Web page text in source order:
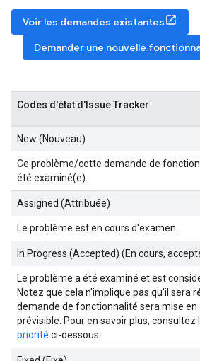
Voir les demandes existantes
Demander une nouvelle
Codes d'état d'Issue Tracker
New (Nouveau)
Ce problème/cette demande de
été examiné(e).
Assigned (Attribuée)
Le problème est en cours d'examen.
In Progress (Accepted) (En cours,
Le problème a été examiné et est
Notez que cela n'implique pas qu'il sera
demande de fonctionnalité sera mise
prévisible. Pour en savoir plus, consultez
priorité ci-dessous.